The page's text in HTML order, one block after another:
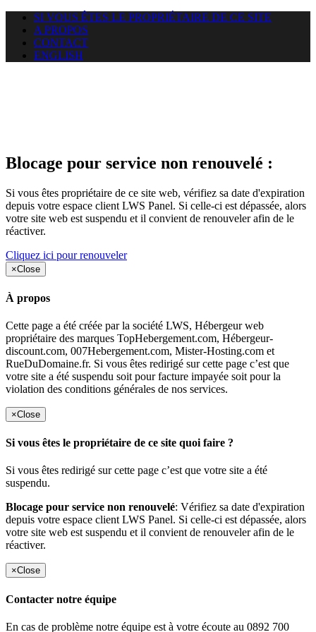
SI VOUS ÊTES LE PROPRIÉTAIRE DE CE SITE
A PROPOS
CONTACT
ENGLISH
Blocage pour service non renouvelé :
Si vous êtes propriétaire de ce site web, vérifiez sa date d'expiration
depuis votre espace client LWS Panel. Si celle-ci est dépassée, alors
votre site web est suspendu et il convient de renouveler afin de le
réactiver.
Cliquez ici pour renouveler
×Close
À propos
Cette page a été créée par la société LWS, Hébergeur web
propriétaire des marques TopHebergement.com, Hébergeur-
discount.com, 007Hebergement.com, Mister-Hosting.com et
RueDuDomaine.fr. Si vous êtes redirigé sur cette page c’est que
votre site a été suspendu soit pour facture impayée soit pour la
violation des conditions générales de nos services.
×Close
Si vous êtes le propriétaire de ce site quoi faire ?
Si vous êtes redirigé sur cette page c’est que votre site a été
suspendu.
Blocage pour service non renouvelé: Vérifiez sa date d'expiration
depuis votre espace client LWS Panel. Si celle-ci est dépassée, alors
votre site web est suspendu et il convient de renouveler afin de le
réactiver.
×Close
Contacter notre équipe
En cas de problème notre équipe est à votre écoute au 0892 700